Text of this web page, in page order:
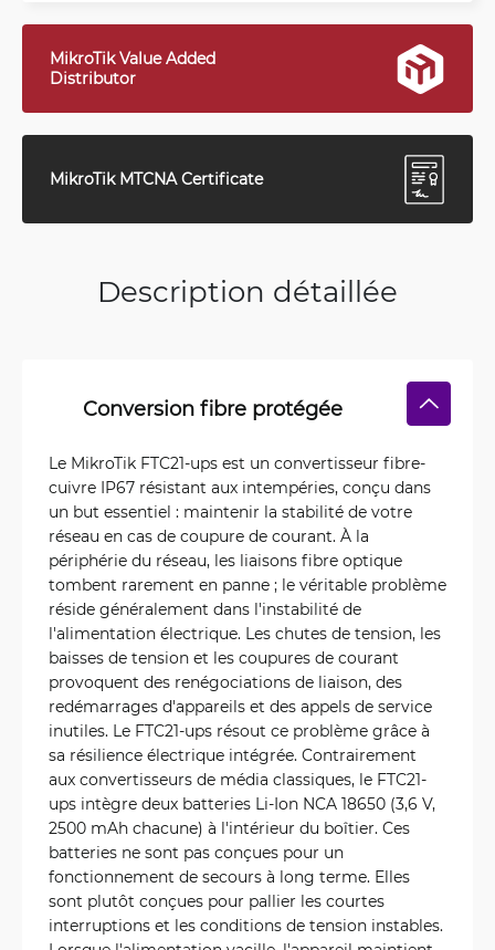
MikroTik Value Added
Distributor
MikroTik MTCNA Certificate
Description détaillée
Conversion fibre protégée
Le MikroTik FTC21-ups est un convertisseur fibre-
cuivre IP67 résistant aux intempéries, conçu dans
un but essentiel : maintenir la stabilité de votre
réseau en cas de coupure de courant. À la
périphérie du réseau, les liaisons fibre optique
tombent rarement en panne ; le véritable problème
réside généralement dans l'instabilité de
l'alimentation électrique. Les chutes de tension, les
baisses de tension et les coupures de courant
provoquent des renégociations de liaison, des
redémarrages d'appareils et des appels de service
inutiles. Le FTC21-ups résout ce problème grâce à
sa résilience électrique intégrée. Contrairement
aux convertisseurs de média classiques, le FTC21-
ups intègre deux batteries Li-Ion NCA 18650 (3,6 V,
2500 mAh chacune) à l'intérieur du boîtier. Ces
batteries ne sont pas conçues pour un
fonctionnement de secours à long terme. Elles
sont plutôt conçues pour pallier les courtes
interruptions et les conditions de tension instables.